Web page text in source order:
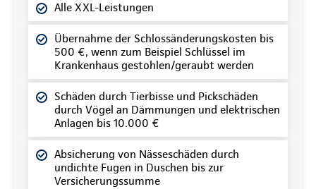
Alle XXL-Leistungen
Übernahme der Schlossänderungskosten bis
500 €, wenn zum Beispiel Schlüssel im
Krankenhaus gestohlen/geraubt werden
Schäden durch Tierbisse und Pickschäden
durch Vögel an Dämmungen und elektrischen
Anlagen bis 10.000 €
Absicherung von Nässeschäden durch
undichte Fugen in Duschen bis zur
Versicherungssumme